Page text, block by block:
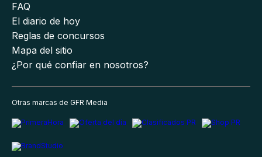
FAQ
El diario de hoy
Reglas de concursos
Mapa del sitio
¿Por qué confiar en nosotros?
Otras marcas de GFR Media